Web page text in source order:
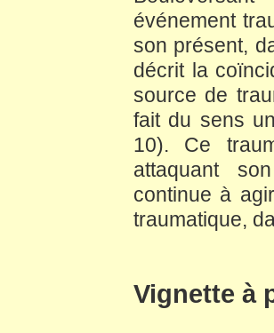
événement
son présent,
décrit la
source de
fait du sens
10). Ce
attaquant
continue à
traumatique,
Vignette à